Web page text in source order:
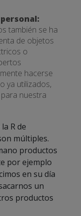
también se ha
de objetos
o
hacerse
ya utilizados,
nuestra
R de
múltiples.
productos
por ejemplo
en su día
un
productos